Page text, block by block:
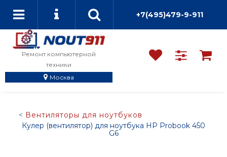
+7(495)479-9-911
Ремонт компьютерной
техники
Москва
Вентиляторы для ноутбуков
Кулер (вентилятор) для ноутбука HP Probook 450
G6